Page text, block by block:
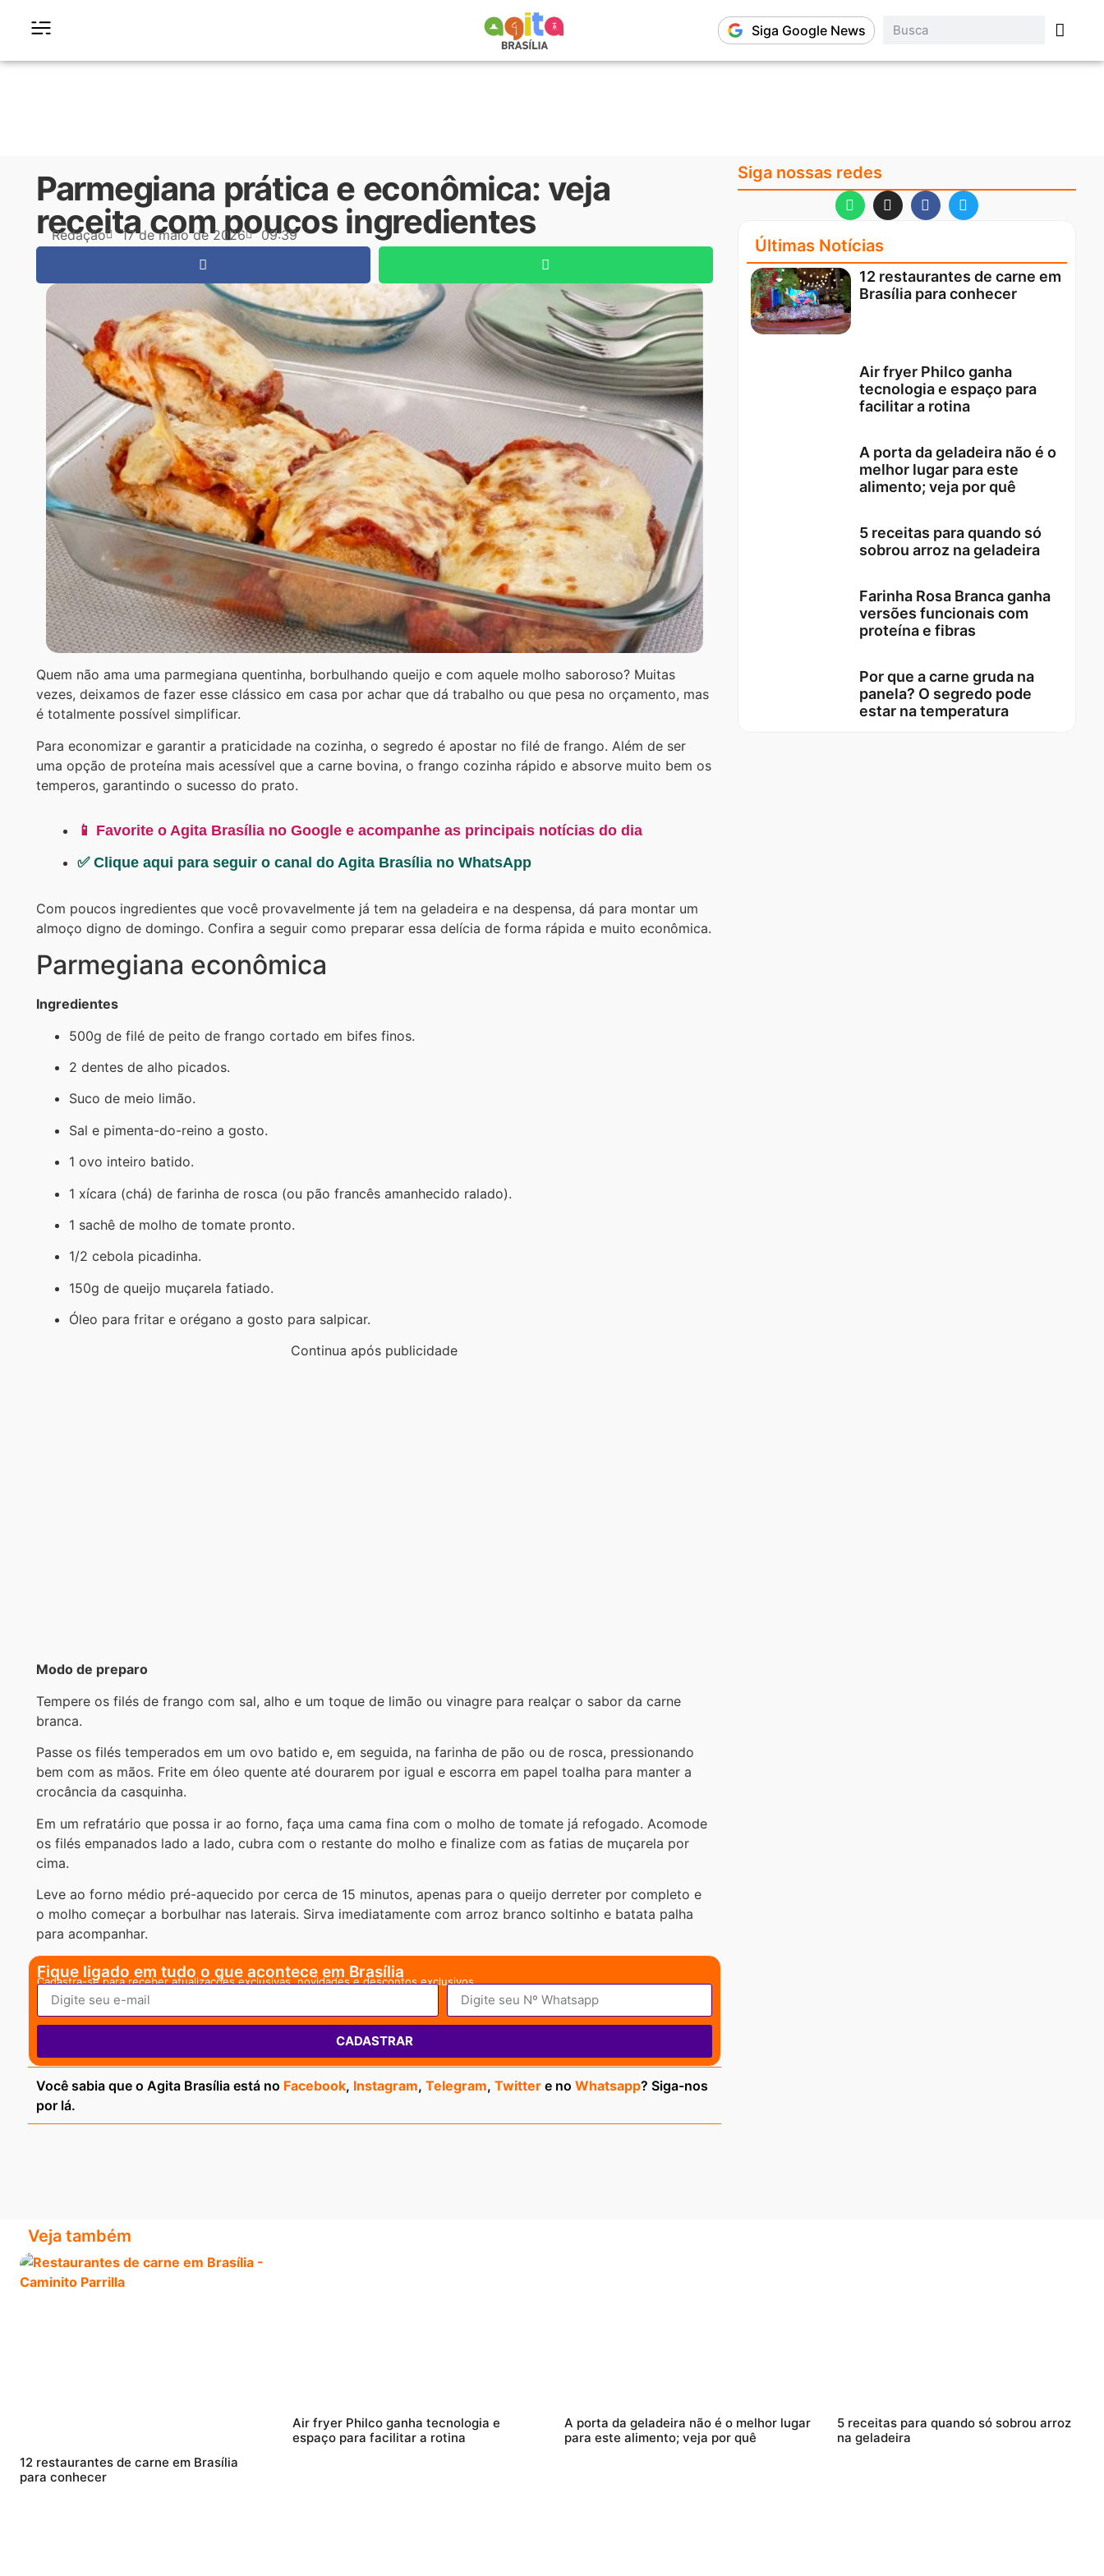
Siga Google News
Parmegiana prática e econômica: veja
receita com poucos ingredientes
Redação 17 de maio de 2026 09:39
Quem não ama uma parmegiana quentinha, borbulhando queijo e com aquele molho saboroso? Muitas
vezes, deixamos de fazer esse clássico em casa por achar que dá trabalho ou que pesa no orçamento, mas
é totalmente possível simplificar.
Para economizar e garantir a praticidade na cozinha, o segredo é apostar no filé de frango. Além de ser
uma opção de proteína mais acessível que a carne bovina, o frango cozinha rápido e absorve muito bem os
temperos, garantindo o sucesso do prato.
📱 Favorite o Agita Brasília no Google e acompanhe as principais notícias do dia
✅ Clique aqui para seguir o canal do Agita Brasília no WhatsApp
Com poucos ingredientes que você provavelmente já tem na geladeira e na despensa, dá para montar um
almoço digno de domingo. Confira a seguir como preparar essa delícia de forma rápida e muito econômica.
Parmegiana econômica
Ingredientes
500g de filé de peito de frango cortado em bifes finos.
2 dentes de alho picados.
Suco de meio limão.
Sal e pimenta-do-reino a gosto.
1 ovo inteiro batido.
1 xícara (chá) de farinha de rosca (ou pão francês amanhecido ralado).
1 sachê de molho de tomate pronto.
1/2 cebola picadinha.
150g de queijo muçarela fatiado.
Óleo para fritar e orégano a gosto para salpicar.
Continua após publicidade
Modo de preparo
Tempere os filés de frango com sal, alho e um toque de limão ou vinagre para realçar o sabor da carne
branca.
Passe os filés temperados em um ovo batido e, em seguida, na farinha de pão ou de rosca, pressionando
bem com as mãos. Frite em óleo quente até dourarem por igual e escorra em papel toalha para manter a
crocância da casquinha.
Em um refratário que possa ir ao forno, faça uma cama fina com o molho de tomate já refogado. Acomode
os filés empanados lado a lado, cubra com o restante do molho e finalize com as fatias de muçarela por
cima.
Leve ao forno médio pré-aquecido por cerca de 15 minutos, apenas para o queijo derreter por completo e
o molho começar a borbulhar nas laterais. Sirva imediatamente com arroz branco soltinho e batata palha
para acompanhar.
Fique ligado em tudo o que acontece em Brasília
Cadastra-se para receber atualizações exclusivas, novidades e descontos exclusivos.
CADASTRAR
Você sabia que o Agita Brasília está no Facebook, Instagram, Telegram, Twitter e no Whatsapp? Siga-nos
por lá.
Siga nossas redes
Últimas Notícias
12 restaurantes de carne em
Brasília para conhecer
Air fryer Philco ganha
tecnologia e espaço para
facilitar a rotina
A porta da geladeira não é o
melhor lugar para este
alimento; veja por quê
5 receitas para quando só
sobrou arroz na geladeira
Farinha Rosa Branca ganha
versões funcionais com
proteína e fibras
Por que a carne gruda na
panela? O segredo pode
estar na temperatura
Veja também
12 restaurantes de carne em Brasília
para conhecer
Air fryer Philco ganha tecnologia e
espaço para facilitar a rotina
A porta da geladeira não é o melhor lugar
para este alimento; veja por quê
5 receitas para quando só sobrou arroz
na geladeira